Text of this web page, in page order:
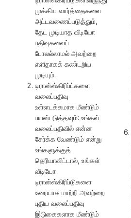
முக்கிய வார்த்தைகளை
அட்டவணைப்படுத்தும்,
தேட முடியாத வீடியோ
பதிவுகளைப்
போலல்லாமல் அவற்றை
எளிதாகக் கண்டறிய
முடியும்.
டிரான்ஸ்கிரிப்ட்களை
வலைப்பதிவு
உள்ளடக்கமாக மீண்டும்
பயன்படுத்தவும்: உங்கள்
வலைப்பதிவில் என்ன
சேர்க்க வேண்டும் என்று
உங்களுக்குத்
தெரியாவிட்டால், உங்கள்
வீடியோ
டிரான்ஸ்கிரிப்டுகளை
உரையாக மாற்றி அவற்றை
புதிய வலைப்பதிவு
இடுகைகளாக மீண்டும்